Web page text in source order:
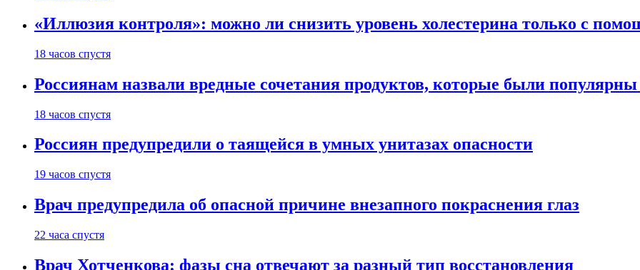
«Иллюзия контроля»: можно ли снизить уровень холестерина только с
18 часов спустя
Россиянам назвали вредные сочетания продуктов, которые были
18 часов спустя
Россиян предупредили о таящейся в умных унитазах опасности
19 часов спустя
Врач предупредила об опасной причине внезапного покраснения глаз
22 часа спустя
Врач Хотченкова: фазы сна отвечают за разный тип восстановления